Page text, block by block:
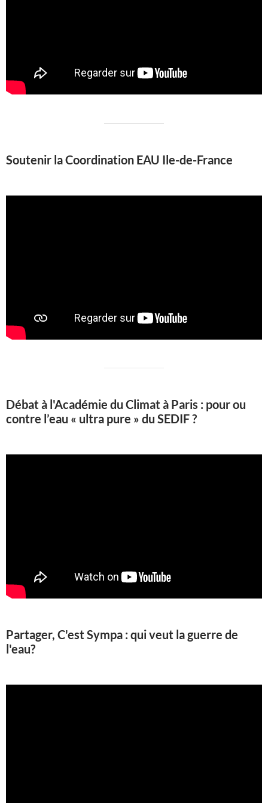
Soutenir la Coordination EAU Ile-de-France
Débat à l'Académie du Climat à Paris : pour ou
contre l’eau « ultra pure » du SEDIF ?
Partager, C'est Sympa : qui veut la guerre de
l'eau?